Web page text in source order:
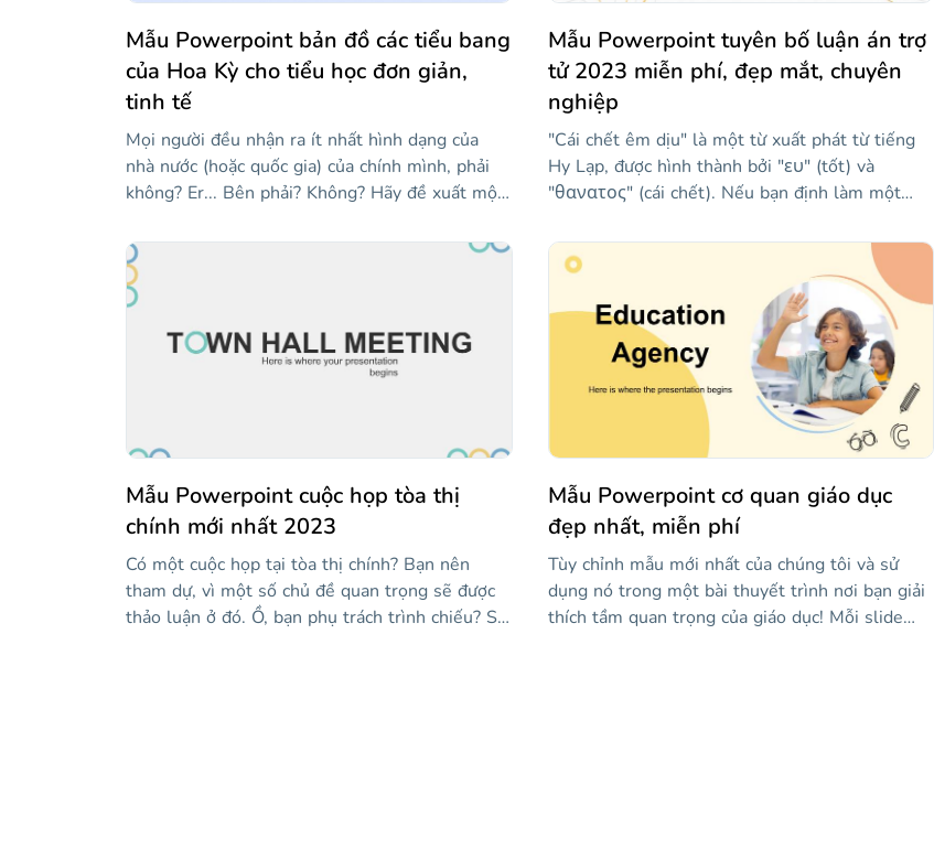
Mẫu Powerpoint bản đồ các tiểu bang
của Hoa Kỳ cho tiểu học đơn giản,
tinh tế
Mọi người đều nhận ra ít nhất hình dạng của
nhà nước (hoặc quốc gia) của chính mình, phải
không? Er... Bên phải? Không? Hãy đề xuất một
muốn được hỗ trợ trực quan một chút khi giảng
dạy tất cả 50 tiểu bang của Hoa Kỳ. Nó có nhiều
bản đồ của các tiểu bang khác nhau! Vì chúng
tôi đã sử dụng tông màu xanh lam, mọi thứ đều
ổn, êm dịu, nhẹ nhàng... Này, hãy thức dậy,
chúng ta đang ở giữa lớp! Nếu bạn thấy một số
đến phần còn lại của chúng!
Mẫu Powerpoint tuyên bố luận án trợ
tử 2023 miễn phí, đẹp mắt, chuyên
nghiệp
"Cái chết êm dịu" là một từ xuất phát từ tiếng
Hy Lạp, được hình thành bởi "ευ" (tốt) và
"θανατος" (cái chết). Nếu bạn định làm một
bảo vệ nó, mẫu này có thể rất hữu ích. Nói về
trợ tử là gì, các kỹ thuật mà nó được quản lý là
gì, ai có thể truy cập nó hoặc tranh cãi mà chủ
đề này tạo ra. Các slide cung cấp một phong
cách trang trọng và được thiết kế để làm cho
thông tin của bạn nổi bật và bảo vệ luận án của
Mẫu Powerpoint cuộc họp tòa thị
chính mới nhất 2023
Có một cuộc họp tại tòa thị chính? Bạn nên
tham dự, vì một số chủ đề quan trọng sẽ được
thảo luận ở đó. Ồ, bạn phụ trách trình chiếu? Sử
Mẫu Powerpoint cơ quan giáo dục
đẹp nhất, miễn phí
Tùy chỉnh mẫu mới nhất của chúng tôi và sử
dụng nó trong một bài thuyết trình nơi bạn giải
thích tầm quan trọng của giáo dục! Mỗi slide